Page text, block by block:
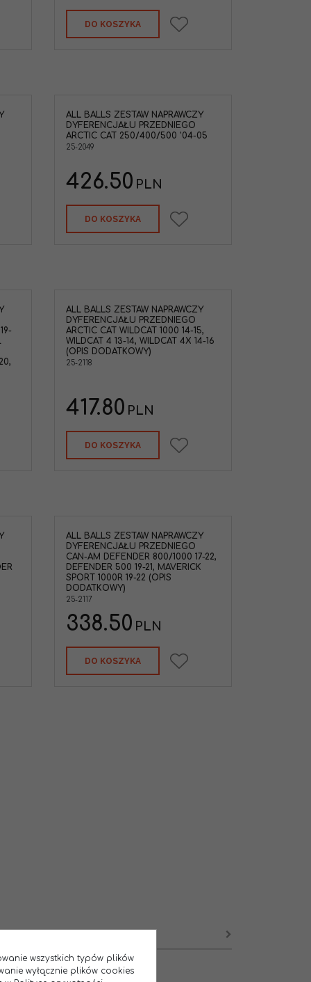
DO KOSZYKA
ALL BALLS ZESTAW NAPRAWCZY
DYFERENCJAŁU PRZEDNIEGO
ARCTIC CAT 250/400/500 '04-05
25-2049
426.50 PLN
DO KOSZYKA
ALL BALLS ZESTAW NAPRAWCZY
DYFERENCJAŁU PRZEDNIEGO
ARCTIC CAT WILDCAT 1000 14-15,
WILDCAT 4 13-14, WILDCAT 4X 14-16
(OPIS DODATKOWY)
25-2118
417.80 PLN
DO KOSZYKA
ALL BALLS ZESTAW NAPRAWCZY
DYFERENCJAŁU PRZEDNIEGO
CAN-AM DEFENDER 800/1000 17-22,
DEFENDER 500 19-21, MAVERICK
SPORT 1000R 19-22 (OPIS
DODATKOWY)
25-2117
338.50 PLN
DO KOSZYKA
wszystkich typów plików
wyłącznie plików cookies